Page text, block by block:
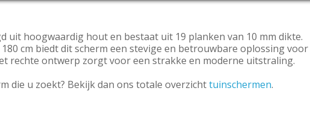
uit hoogwaardig hout en bestaat uit 19 planken van 10 mm dikte.
cm biedt dit scherm een stevige en betrouwbare oplossing voor
rechte ontwerp zorgt voor een strakke en moderne uitstraling.
die u zoekt? Bekijk dan ons totale overzichttuinschermen.